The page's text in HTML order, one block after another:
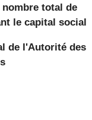
total de
le capital social
de l'Autorité des